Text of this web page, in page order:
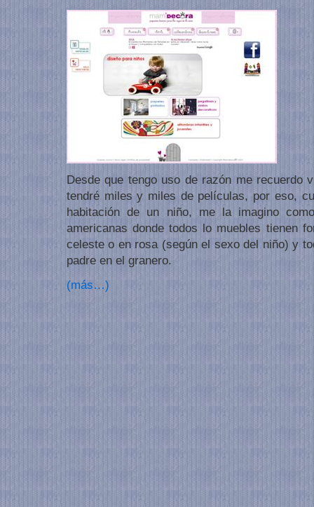
Desde que tengo uso de razón me recuerdo
tendré miles y miles de películas, por eso,
habitación de un niño, me la imagino
americanas donde todos lo muebles tienen
celeste o en rosa (según el sexo del niño) y
padre en el granero.
(más…)